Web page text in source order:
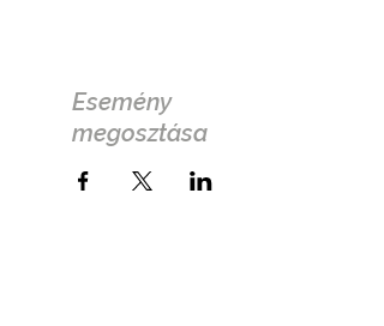
Esemény
megosztása